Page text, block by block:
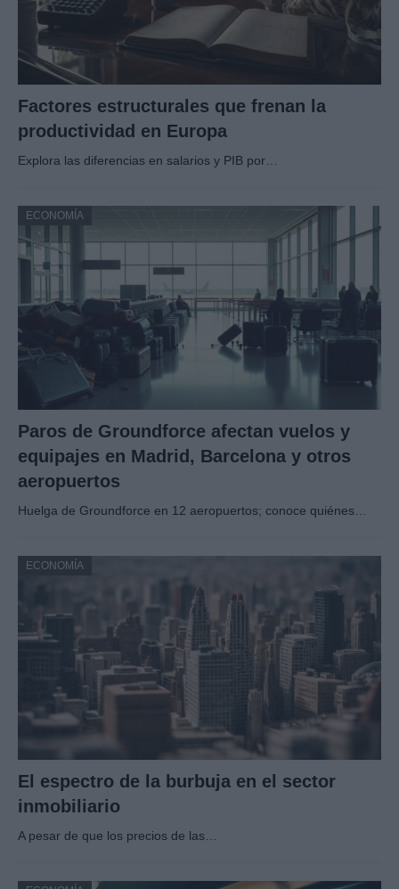
Factores estructurales que frenan la
productividad en Europa
Explora las diferencias en salarios y PIB por…
ECONOMÍA
Paros de Groundforce afectan vuelos y
equipajes en Madrid, Barcelona y otros
aeropuertos
Huelga de Groundforce en 12 aeropuertos; conoce quiénes…
ECONOMÍA
El espectro de la burbuja en el sector
inmobiliario
A pesar de que los precios de las…